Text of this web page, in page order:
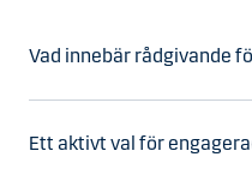
Vad innebär rådgivande
Ett aktivt val för